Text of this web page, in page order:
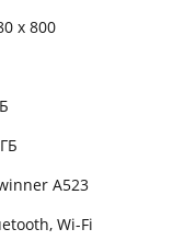
x 800
A523
Wi-Fi